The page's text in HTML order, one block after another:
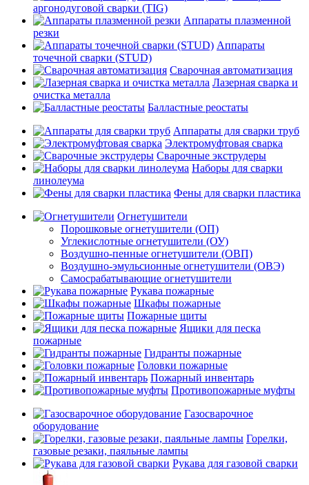
аргонодуговой сварки (TIG)
Аппараты плазменной
резки
Аппараты
точечной сварки (STUD)
Сварочная автоматизация
Лазерная сварка и
очистка металла
Балластные реостаты
Аппараты для сварки труб
Электромуфтовая сварка
Сварочные экструдеры
Наборы для сварки
линолеума
Фены для сварки пластика
Огнетушители
Порошковые огнетушители (ОП)
Углекислотные огнетушители (ОУ)
Воздушно-пенные огнетушители (ОВП)
Воздушно-эмульсионные огнетушители (ОВЭ)
Самосрабатывающие огнетушители
Рукава пожарные
Шкафы пожарные
Пожарные щиты
Ящики для песка
пожарные
Гидранты пожарные
Головки пожарные
Пожарный инвентарь
Противопожарные муфты
Газосварочное
оборудование
Горелки,
газовые резаки, паяльные лампы
Рукава для газовой сварки